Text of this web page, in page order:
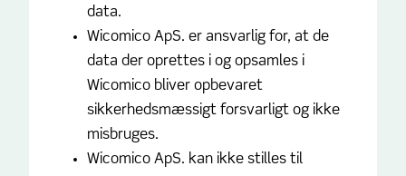
data.
Wicomico ApS. er ansvarlig for, at de
data der oprettes i og opsamles i
Wicomico bliver opbevaret
sikkerhedsmæssigt forsvarligt og ikke
misbruges.
Wicomico ApS. kan ikke stilles til